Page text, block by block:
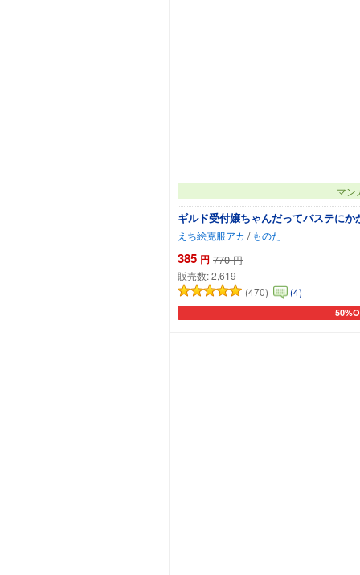
マン
ギルド受付嬢ちゃんだってバステに
えち絵克服アカ / ものた
385 円 770 円
販売数:2,619
(470)
(4)
カート